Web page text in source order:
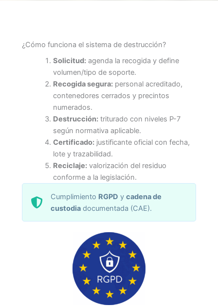
¿Cómo funciona el sistema de destrucción?
Solicitud:agenda la recogida y define
volumen/tipo de soporte.
Recogida segura:personal acreditado,
contenedores cerrados y precintos
numerados.
Destrucción:triturado con niveles P-7
según normativa aplicable.
Certificado:justificante oficial con fecha,
lote y trazabilidad.
Reciclaje:valorización del residuo
conforme a la legislación.
Cumplimiento RGPD ycadena de
custodia documentada (CAE).